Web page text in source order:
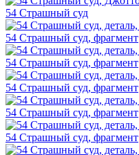
54 Страшный суд
54 Страшный суд, фрагмент
54 Страшный суд, фрагмент
54 Страшный суд, фрагмент
54 Страшный суд, фрагмент
54 Страшный суд, фрагмент